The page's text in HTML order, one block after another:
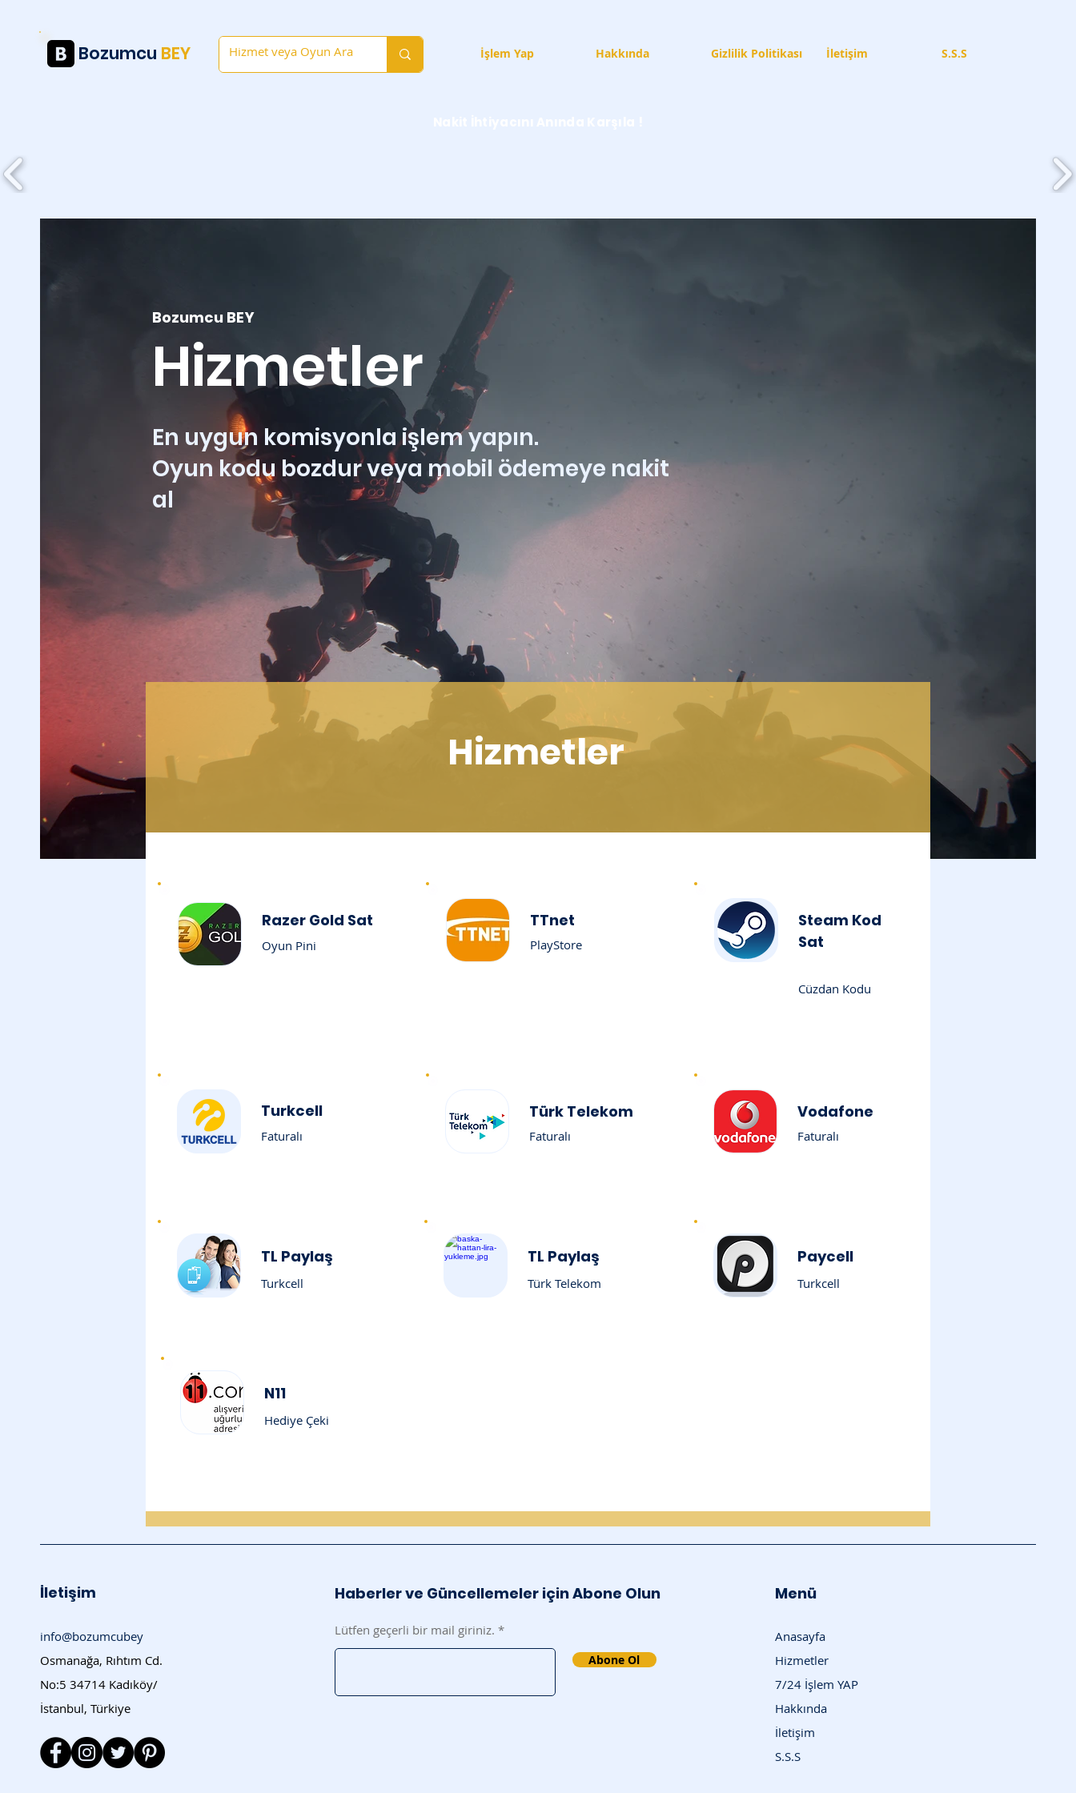
Bozumcu BEY Anasayfa Hizmetler İşlem Yap Hakkında Gizlilik Politikası İletişim S.S.S
Bozumcu BEY
Hizmetler
En uygun komisyonla işlem yapın.
Oyun kodu bozdur veya mobil ödemeye nakit
al
Hizmetler
Razer Gold Sat
Oyun Pini
TTnet
PlayStore
Steam Kod
Sat
Cüzdan Kodu
Turkcell
Faturalı
Türk Telekom
Faturalı
Vodafone
Faturalı
TL Paylaş
Turkcell
TL Paylaş
Türk Telekom
Paycell
Turkcell
N11
Hediye Çeki
İletişim
info@bozumcubey
Osmanağa, Rıhtım Cd.
No:5 34714 Kadıköy/
İstanbul, Türkiye
Haberler ve Güncellemeler için Abone Olun
Lütfen geçerli bir mail giriniz.
Abone Ol
Menü
Anasayfa
Hizmetler
7/24 İşlem YAP
Hakkında
İletişim
S.S.S